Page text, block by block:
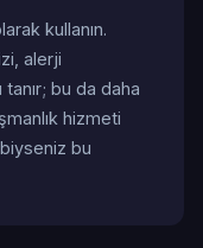
kullanın.
alerji
tanır; bu da daha
hizmeti
bu